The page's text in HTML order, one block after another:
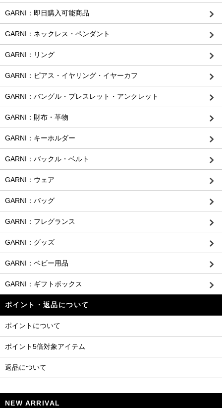
GARNI：即日購入可能商品
GARNI：ネックレス・ペンダント
GARNI：リング
GARNI：ピアス・イヤリング・イヤーカフ
GARNI：バングル・ブレスレット・アンクレット
GARNI：財布・革物
GARNI：キーホルダー
GARNI：バックル・ベルト
GARNI：ウェア
GARNI：バッグ
GARNI：フレグランス
GARNI：グッズ
GARNI：ベビー用品
GARNI：ギフトボックス
ポイント・返品について
ポイントについて
ポイント5倍対象アイテム
返品について
NEW ARRIVAL